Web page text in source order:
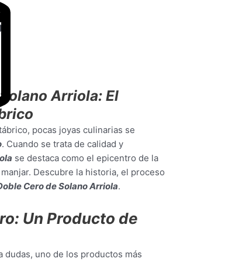
Arriola: El
pocas joyas culinarias se
. Cuando se trata de calidad y
se destaca como el epicentro de la
Descubre la historia, el proceso
Cero de Solano Arriola.
Un Producto de
dudas, uno de los productos más